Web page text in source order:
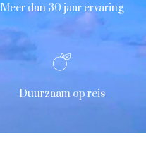
Meer dan 30 jaar ervaring
Duurzaam op reis